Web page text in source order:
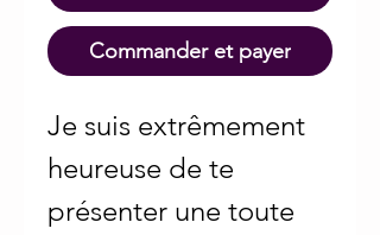
Commander et payer
Je suis extrêmement
heureuse de te
présenter une toute